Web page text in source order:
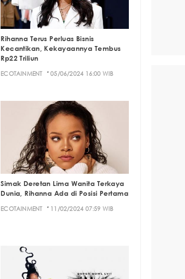
Rihanna Terus Perluas Bisnis
Kecantikan, Kekayaannya Tembus
Rp22 Triliun
ECOTAINMENT · 05/06/2024 16:00 WIB
Simak Deretan Lima Wanita Terkaya
Dunia, Rihanna Ada di Posisi Pertama
ECOTAINMENT · 11/02/2024 07:59 WIB